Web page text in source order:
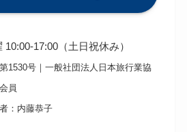
17:00（土日祝休み）
1530号｜一般社団法人日本旅行業協
員
：内藤恭子